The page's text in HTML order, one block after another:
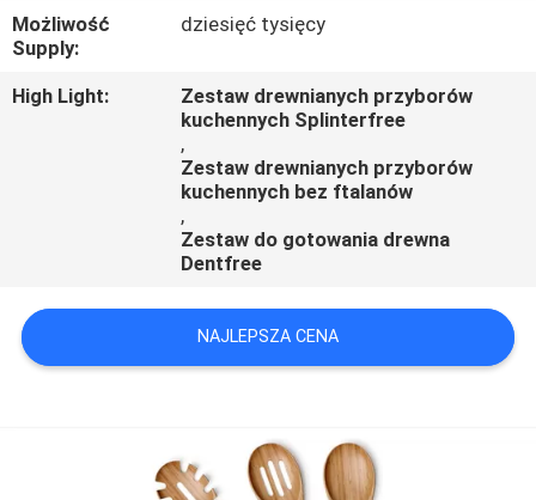
POPROSIĆ
O
WYCENĘ
Możliwość
Supply:
dziesięć tysięcy
High Light:
Zestaw drewnianych przyborów
kuchennych Splinterfree
,
Zestaw drewnianych przyborów
kuchennych bez ftalanów
,
Zestaw do gotowania drewna
Dentfree
NAJLEPSZA CENA